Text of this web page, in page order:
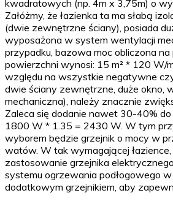
kwadratowych (np. 4m x 3,75m) o
Załóżmy, że łazienka ta ma słabą
(dwie zewnętrzne ściany), posiada
wyposażona w system wentylacji
przypadku, bazowa moc obliczona
powierzchni wynosi: 15 m² * 120 W/
względu na wszystkie negatywne
dwie ściany zewnętrzne, duże okno,
mechaniczna), należy znacznie
Zaleca się dodanie nawet 30-40%
1800 W * 1.35 = 2430 W. W tym
wyborem będzie grzejnik o mocy w
watów. W tak wymagającej
zastosowanie grzejnika
systemu ogrzewania podłogowego w
dodatkowym grzejnikiem, aby